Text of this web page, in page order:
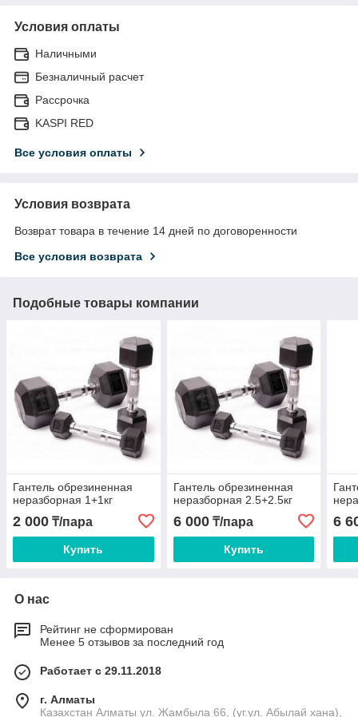
Условия оплаты
Наличными
Безналичный расчет
Рассрочка
KASPI RED
Все условия оплаты
Условия возврата
Возврат товара в течение 14 дней по договоренности
Все условия возврата
Подобные товары компании
Гантель обрезиненная
неразборная 1+1кг
2 000 ₸/пара
Купить
Гантель обрезиненная
неразборная 2.5+2.5кг
6 000₸/пара
Купить
6
О нас
Рейтинг не сформирован
Менее 5 отзывов за последний год
Работает с 29.11.2018
г. Алматы
Казахстан Алматы ул. Жамбыла 66, (уг.ул. Абылай хана),